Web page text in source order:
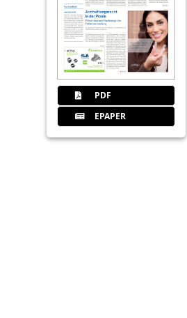
PDF
EPAPER